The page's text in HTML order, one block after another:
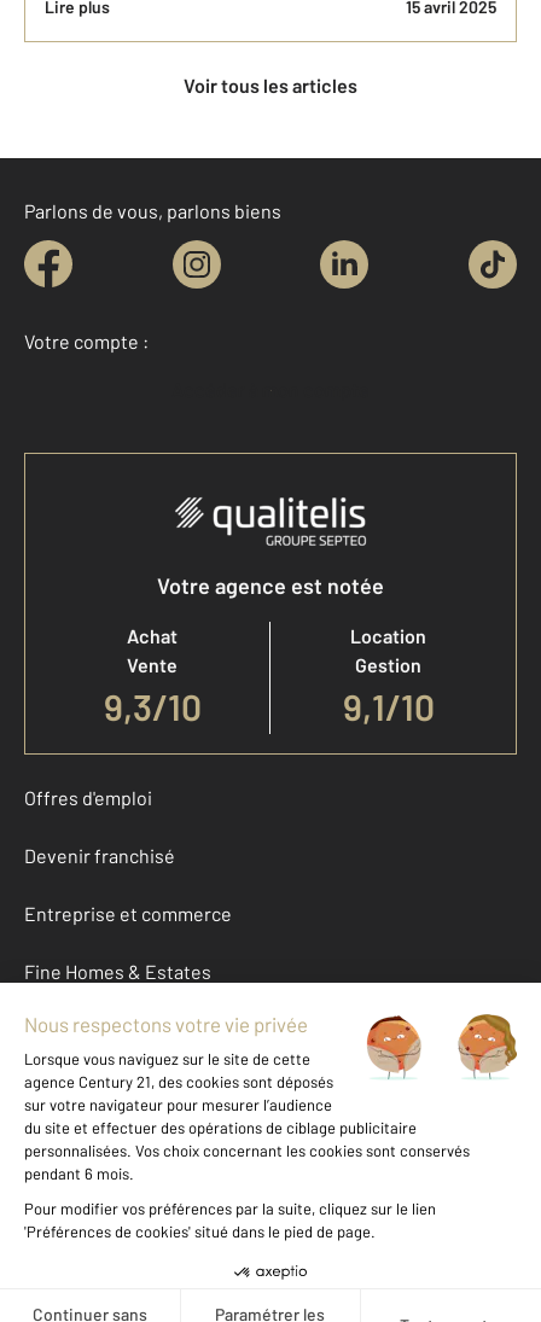
Lire plus 15 avril 2025
Voir tous les articles
Parlons de vous, parlons biens
Votre compte :
Accéder à mon compte
Votre agence est notée
Achat
Vente
9,3/10
Location
Gestion
9,1/10
Offres d'emploi
Devenir franchisé
Entreprise et commerce
Fine Homes & Estates
À propos
International
Nous contacter
Données personnelles